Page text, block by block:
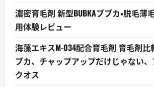
濃密育毛剤 新型BUBKAブブカ・脱毛薄
用体験レビュー
海藻エキスM-034配合育毛剤 育毛剤比
ブカ、チャップアップだけじゃない
クオス